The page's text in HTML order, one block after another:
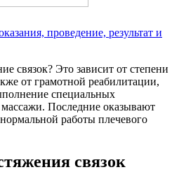
проведение, результат и
связок? Это зависит от степени
от грамотной реабилитации,
специальных
Последние оказывают
работы плечевого
связок